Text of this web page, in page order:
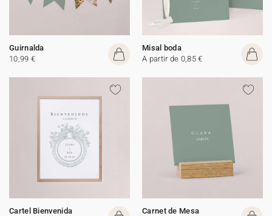
Guirnalda
10,99 €
Misal boda
A partir de 0,85 €
Cartel Bienvenida
Carnet de Mesa